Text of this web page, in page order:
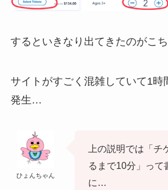
するといきなり出てきたのがこ
サイトがすごく混雑していて1時
発生…
ひょんちゃん
上の説明では「チ
るまで10分」って
に…